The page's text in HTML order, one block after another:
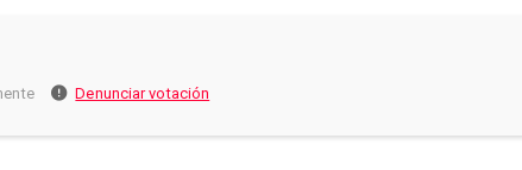
Denunciar votación